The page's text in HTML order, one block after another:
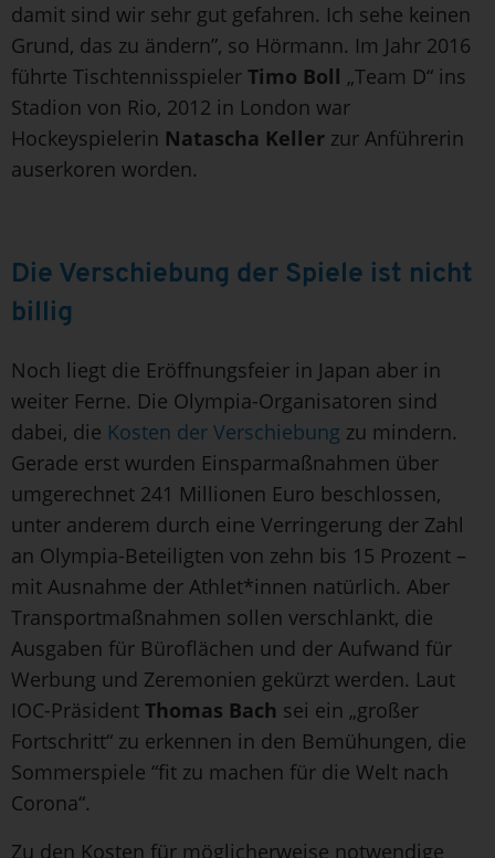
damit sind wir sehr gut gefahren. Ich sehe keinen
Grund, das zu ändern”, so Hörmann. Im Jahr 2016
führte Tischtennisspieler Timo Boll „Team D“ ins
Stadion von Rio, 2012 in London war
Hockeyspielerin Natascha Keller zur Anführerin
auserkoren worden.
Die Verschiebung der Spiele ist nicht
billig
Noch liegt die Eröffnungsfeier in Japan aber in
weiter Ferne. Die Olympia-Organisatoren sind
dabei, die Kosten der Verschiebung zu mindern.
Gerade erst wurden Einsparmaßnahmen über
umgerechnet 241 Millionen Euro beschlossen,
unter anderem durch eine Verringerung der Zahl
an Olympia-Beteiligten von zehn bis 15 Prozent –
mit Ausnahme der Athlet*innen natürlich. Aber
Transportmaßnahmen sollen verschlankt, die
Ausgaben für Büroflächen und der Aufwand für
Werbung und Zeremonien gekürzt werden. Laut
IOC-Präsident Thomas Bach sei ein „großer
Fortschritt“ zu erkennen in den Bemühungen, die
Sommerspiele “fit zu machen für die Welt nach
Corona“.
Zu den Kosten für möglicherweise notwendige